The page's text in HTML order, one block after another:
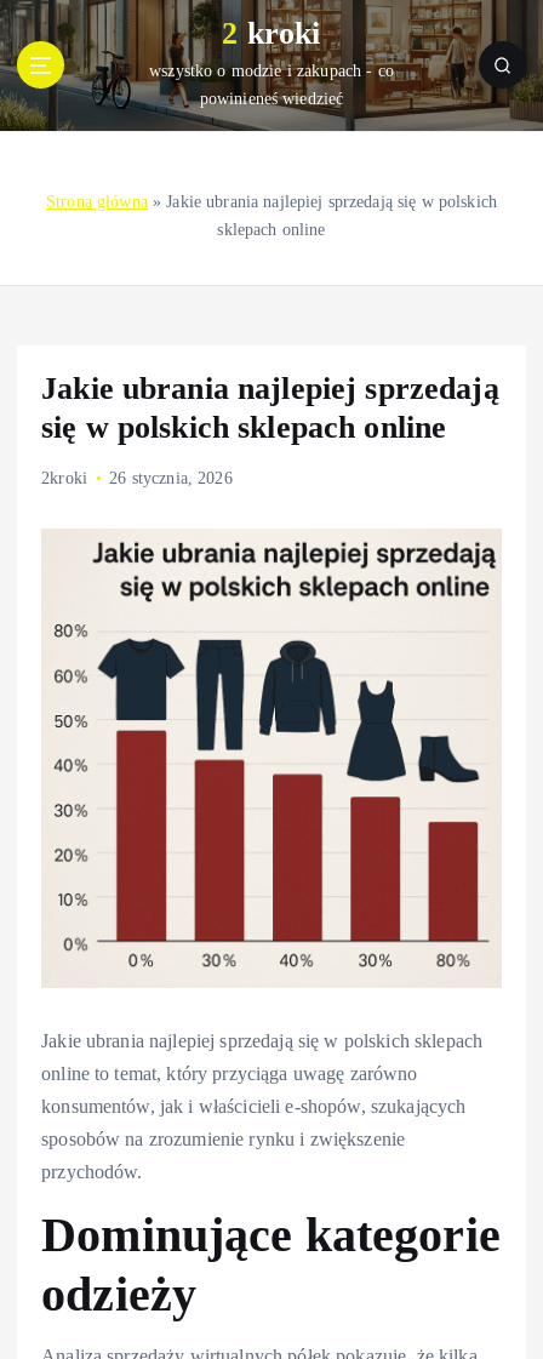
S
k
i
p
t
e
2 kroki
wszystko o modzie i zakupach - co
powinieneś wiedzieć
Strona główna»Jakie ubrania najlepiej sprzedają się w polskich
sklepach online
Jakie ubrania najlepiej sprzedają
się w polskich sklepach online
2kroki 26 stycznia, 2026
Jakie ubrania najlepiej sprzedają się w polskich sklepach
online to temat, który przyciąga uwagę zarówno
konsumentów, jak i właścicieli e-shopów, szukających
sposobów na zrozumienie rynku i zwiększenie
przychodów.
Dominujące kategorie
odzieży